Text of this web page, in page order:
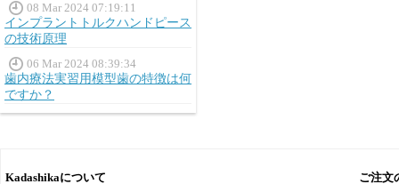
08 Mar 2024 07:19:11
インプラントトルクハンドピース
の技術原理
06 Mar 2024 08:39:34
歯内療法実習用模型歯の特徴は何
ですか？
Kadashikaについて
ご注文